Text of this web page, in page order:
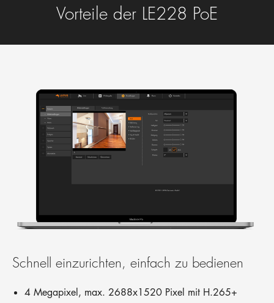
Vorteile der LE228 PoE
Schnell einzurichten, einfach zu bedienen
4 Megapixel, max. 2688x1520 Pixel mit H.265+